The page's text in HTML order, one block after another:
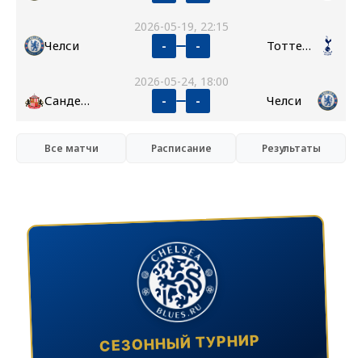
2026-05-19, 22:15
Челси - - Тоттенхэм
2026-05-24, 18:00
Сандерленд - - Челси
Все матчи Расписание Результаты
СЕЗОННЫЙ ТУРНИР